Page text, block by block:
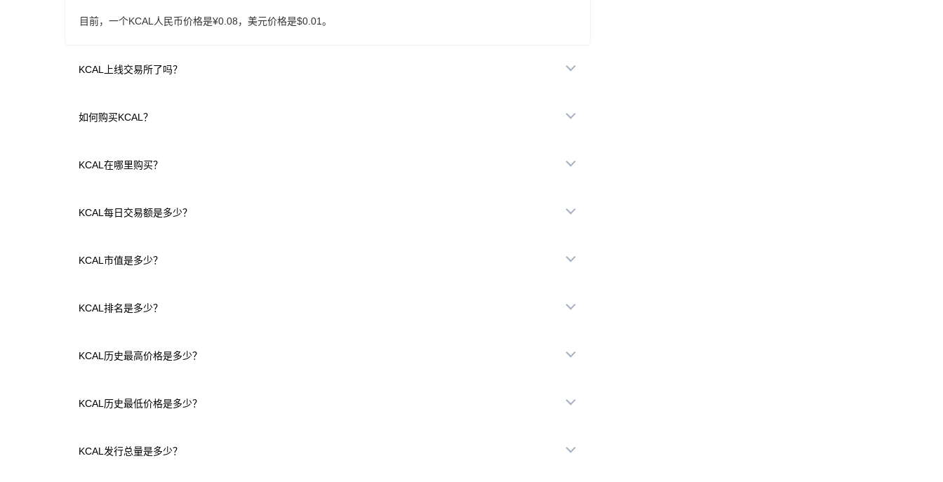
目前，一个KCAL人民币价格是¥0.08，美元价格是$0.01。
KCAL上线交易所了吗？
如何购买KCAL？
KCAL在哪里购买？
KCAL每日交易额是多少？
KCAL市值是多少？
KCAL排名是多少？
KCAL历史最高价格是多少？
KCAL历史最低价格是多少？
KCAL发行总量是多少？